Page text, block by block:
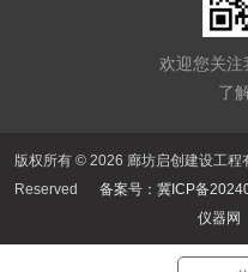
欢迎您关注
了
版权所有 © 2026 廊坊启创建设工
Reserved 备案号：冀ICP备
仪器网